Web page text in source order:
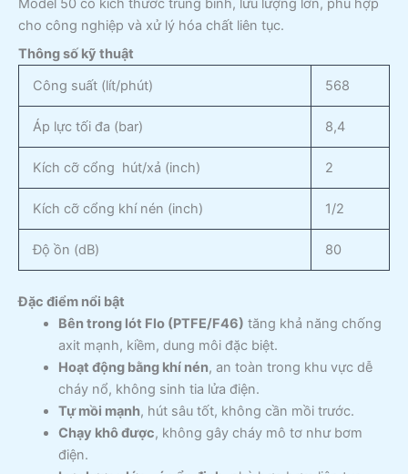
Model 50 có kích thước trung bình, lưu lượng lớn, phù hợp
cho công nghiệp và xử lý hóa chất liên tục.
Thông số kỹ thuật
Công suất (lít/phút)
568
Áp lực tối đa (bar) 8,4
Kích cỡ cổng hút/xả (inch) 2
Kích cỡ cổng khí nén (inch) 1/2
Độ ồn (dB) 80
Đặc điểm nổi bật
Bên trong lót Flo (PTFE/F46) tăng khả năng chống
axit mạnh, kiềm, dung môi đặc biệt.
Hoạt động bằng khí nén, an toàn trong khu vực dễ
cháy nổ, không sinh tia lửa điện.
Tự mồi mạnh, hút sâu tốt, không cần mồi trước.
Chạy khô được, không gây cháy mô tơ như bơm
điện.